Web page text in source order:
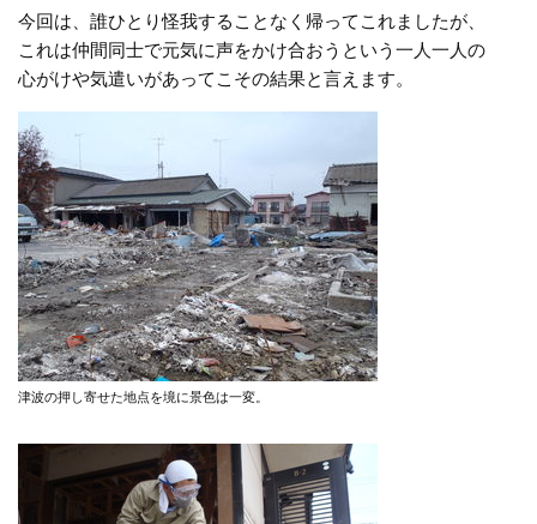
今回は、誰ひとり怪我することなく帰ってこれましたが、
これは仲間同士で元気に声をかけ合おうという一人一人の
心がけや気遣いがあってこその結果と言えます。
津波の押し寄せた地点を境に景色は一変。